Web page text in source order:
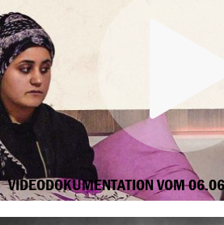
VIDEODOKUMENTATION VOM